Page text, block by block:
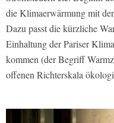
die Klimaerwärmung mit
Dazu passt die kürzliche
Einhaltung der Pariser
kommen (der Begriff
offenen Richterskala